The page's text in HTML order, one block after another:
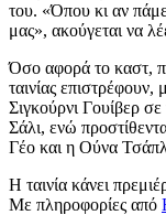
του. «Όπου κι αν
μας», ακούγεται να
Όσο αφορά το καστ,
ταινίας
Σιγκούρνι Γουίβερ
Σάλι, ενώ
Γέο και η Ούνα
Η ταινία κάνει
Με πληροφορίες από